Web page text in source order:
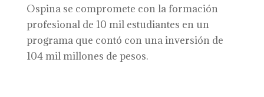
Ospina se compromete con la formación
profesional de 10 mil estudiantes en un
programa que contó con una inversión de
104 mil millones de pesos.